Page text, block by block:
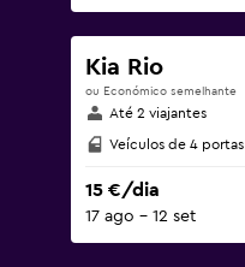
Kia Rio
ou Económico semelhante
Até 2 viajantes
Veículos de 4 portas
15 €/dia
17 ago – 12 set